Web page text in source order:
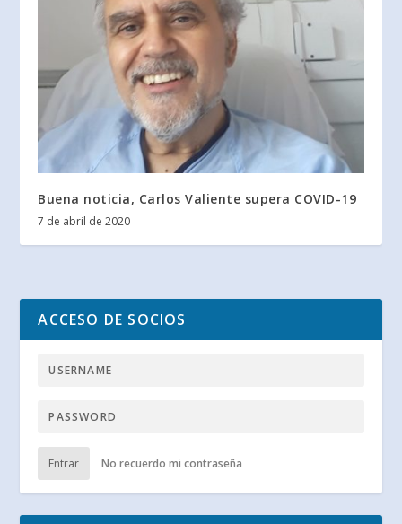
Buena noticia, Carlos Valiente supera COVID-19
7 de abril de 2020
ACCESO DE SOCIOS
Entrar No recuerdo mi contraseña